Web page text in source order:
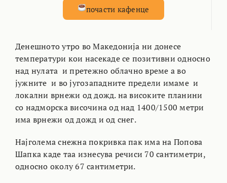
почасти кафенце
Денешното утро во Македонија ни донесе
температури кои насекаде се позитивни односно
над нулата и претежно облачно време а во
јужните и во југозападните предели имаме и
локални врнежи од дожд. на високите планини
со надморска височина од над 1400/1500 метри
има врнежи од дожд и од снег.
Најголема снежна покривка пак има на Попова
Шапка каде таа изнесува речиси 70 сантиметри,
односно околу 67 сантиметри.